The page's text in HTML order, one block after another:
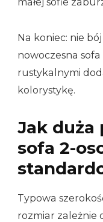
Na koniec: nie
nowoczesna
rustykalnymi
kolorystykę.
Jak duża
sofa 2-
Typowa
rozmiar zależnie